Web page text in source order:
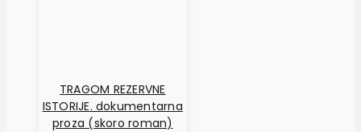
TRAGOM REZERVNE
ISTORIJE. dokumentarna
proza (skoro roman)